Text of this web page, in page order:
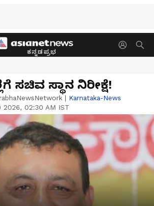
ಕನ್ನಡಪ್ರಭ
ಸಚಿವ ಸ್ಥಾನ ನಿರೀಕ್ಷೆ!
| Karnataka-News
2026, 02:30 AM IST